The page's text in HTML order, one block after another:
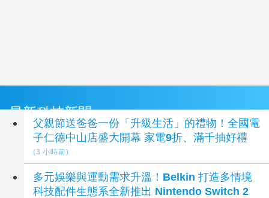
最新科技新聞
父親節送爸爸一份「升級生活」的禮物！全國電
子仁德中山店盛大開幕 家電9折、滿千抽好禮
(3 小時前)
多元娛樂與運動需求升溫！Belkin 打造多情境
科技配件生態系全新推出 Nintendo Switch 2